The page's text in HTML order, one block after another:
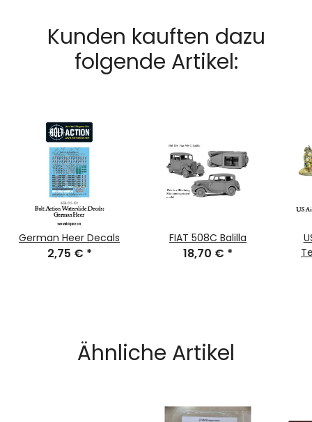
Kunden kauften dazu
folgende Artikel:
German Heer Decals
2,75 € *
FIAT 508C Balilla
18,70 € *
Ähnliche Artikel